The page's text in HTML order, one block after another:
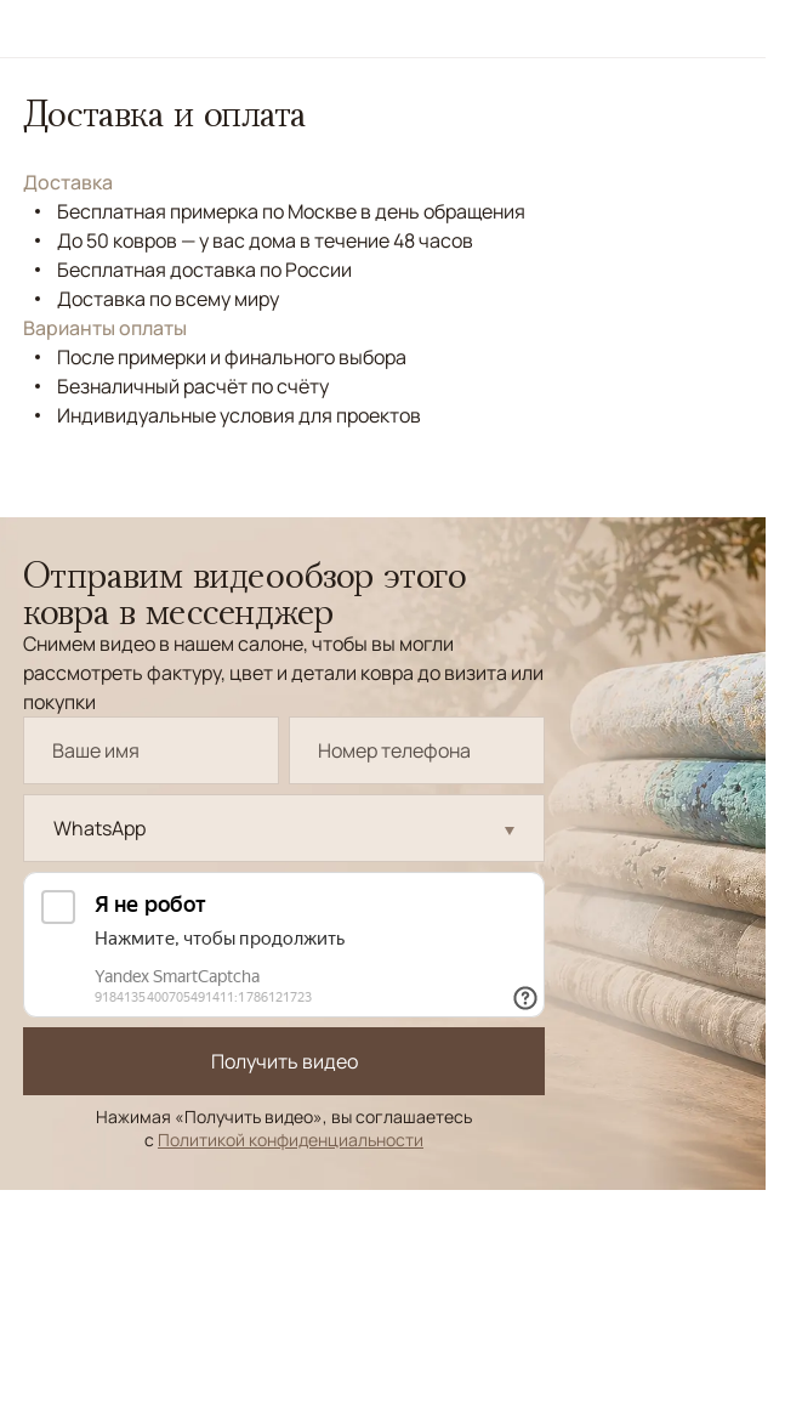
Доставка и оплата
Доставка
Бесплатная примерка по Москве в день обращения
До 50 ковров — у вас дома в течение 48 часов
Бесплатная доставка по России
Доставка по всему миру
Варианты оплаты
После примерки и финального выбора
Безналичный расчёт по счёту
Индивидуальные условия для проектов
Отправим видеообзор этого
ковра в мессенджер
Снимем видео в нашем салоне, чтобы вы могли
рассмотреть фактуру, цвет и детали ковра до визита или
покупки
WhatsApp
Получить видео
Нажимая «Получить видео», вы соглашаетесь
с Политикой конфиденциальности